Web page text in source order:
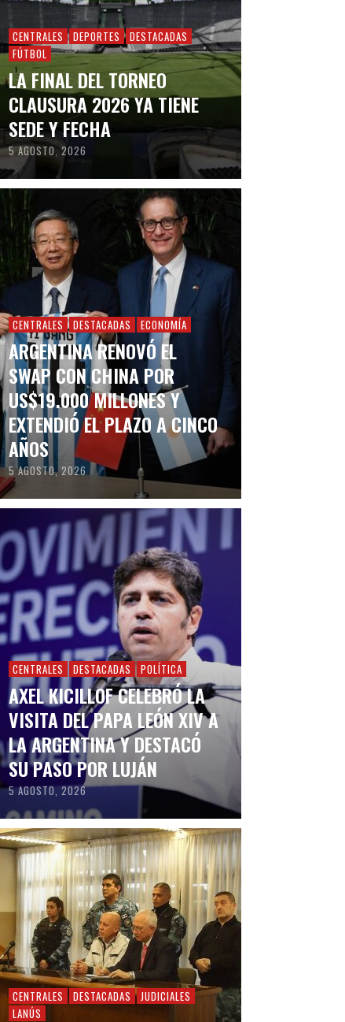
CENTRALES DEPORTES
DESTACADAS
FÚTBOL
LA FINAL DEL TORNEO
CLAUSURA 2026 YA TIENE
SEDE Y FECHA
5 AGOSTO, 2026
CENTRALES DESTACADAS ECONOMÍA
ARGENTINA RENOVÓ EL
SWAP CON CHINA POR
US$19.000 MILLONES Y
EXTENDIÓ EL PLAZO A CINCO
AÑOS
5 AGOSTO, 2026
CENTRALES DESTACADAS POLÍTICA
AXEL KICILLOF CELEBRÓ LA
VISITA DEL PAPA LEÓN XIV A
LA ARGENTINA Y DESTACÓ
SU PASO POR LUJÁN
5 AGOSTO, 2026
CENTRALES DESTACADAS
JUDICIALES
LANÚS